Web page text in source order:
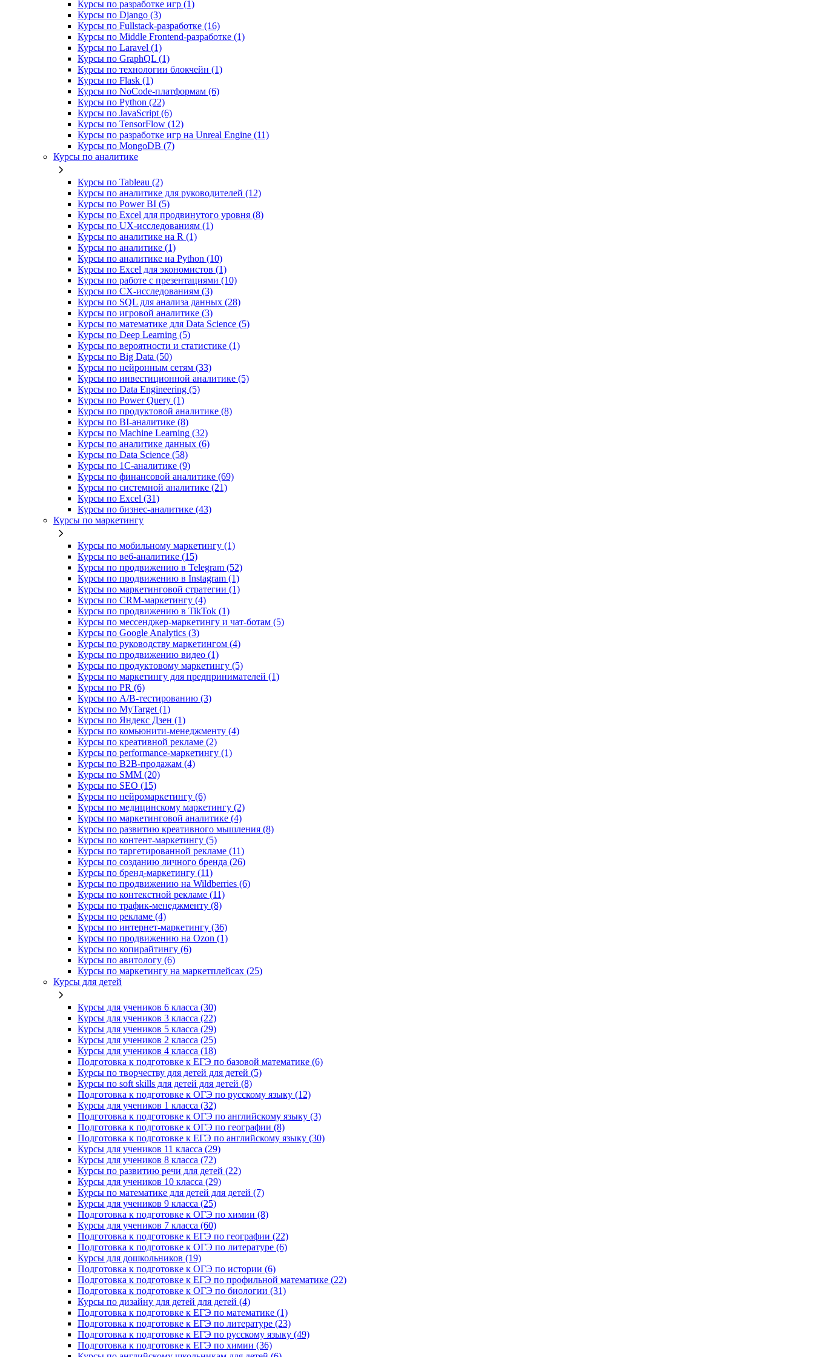
Курсы по разработке игр (1)
Курсы по Django (3)
Курсы по Fullstack‑разработке (16)
Курсы по Middle Frontend-разработке (1)
Курсы по Laravel (1)
Курсы по GraphQL (1)
Курсы по технологии блокчейн (1)
Курсы по Flask (1)
Курсы по NoCode‑платформам (6)
Курсы по Python (22)
Курсы по JavaScript (6)
Курсы по TensorFlow (12)
Курсы по разработке игр на Unreal Engine (11)
Курсы по MongoDB (7)
Курсы по аналитике
Курсы по Tableau (2)
Курсы по аналитике для руководителей (12)
Курсы по Power BI (5)
Курсы по Excel для продвинутого уровня (8)
Курсы по UX‑исследованиям (1)
Курсы по аналитике на R (1)
Курсы по аналитике (1)
Курсы по аналитике на Python (10)
Курсы по Excel для экономистов (1)
Курсы по работе с презентациями (10)
Курсы по CX-исследованиям (3)
Курсы по SQL для анализа данных (28)
Курсы по игровой аналитике (3)
Курсы по математике для Data Science (5)
Курсы по Deep Learning (5)
Курсы по вероятности и статистике (1)
Курсы по Big Data (50)
Курсы по нейронным сетям (33)
Курсы по инвестиционной аналитике (5)
Курсы по Data Engineering (5)
Курсы по Power Query (1)
Курсы по продуктовой аналитике (8)
Курсы по BI‑аналитике (8)
Курсы по Machine Learning (32)
Курсы по аналитике данных (6)
Курсы по Data Science (58)
Курсы по 1С‑аналитике (9)
Курсы по финансовой аналитике (69)
Курсы по системной аналитике (21)
Курсы по Excel (31)
Курсы по бизнес‑аналитике (43)
Курсы по маркетингу
Курсы по мобильному маркетингу (1)
Курсы по веб-аналитике (15)
Курсы по продвижению в Telegram (52)
Курсы по продвижению в Instagram (1)
Курсы по маркетинговой стратегии (1)
Курсы по CRM-маркетингу (4)
Курсы по продвижению в TikTok (1)
Курсы по мессенджер-маркетингу и чат-ботам (5)
Курсы по Google Analytics (3)
Курсы по руководству маркетингом (4)
Курсы по продвижению видео (1)
Курсы по продуктовому маркетингу (5)
Курсы по маркетингу для предпринимателей (1)
Курсы по PR (6)
Курсы по A/B-тестированию (3)
Курсы по MyTarget (1)
Курсы по Яндекс Дзен (1)
Курсы по комьюнити-менеджменту (4)
Курсы по креативной рекламе (2)
Курсы по performance-маркетингу (1)
Курсы по B2B-продажам (4)
Курсы по SMM (20)
Курсы по SEO (15)
Курсы по нейромаркетингу (6)
Курсы по медицинскому маркетингу (2)
Курсы по маркетинговой аналитике (4)
Курсы по развитию креативного мышления (8)
Курсы по контент-маркетингу (5)
Курсы по таргетированной рекламе (11)
Курсы по созданию личного бренда (26)
Курсы по бренд-маркетингу (11)
Курсы по продвижению на Wildberries (6)
Курсы по контекстной рекламе (11)
Курсы по трафик-менеджменту (8)
Курсы по рекламе (4)
Курсы по интернет-маркетингу (36)
Курсы по продвижению на Ozon (1)
Курсы по копирайтингу (6)
Курсы по авитологу (6)
Курсы по маркетингу на маркетплейсах (25)
Курсы для детей
Курсы для учеников 6 класса (30)
Курсы для учеников 3 класса (22)
Курсы для учеников 5 класса (29)
Курсы для учеников 2 класса (25)
Курсы для учеников 4 класса (18)
Подготовка к подготовке к ЕГЭ по базовой математике (6)
Курсы по творчеству для детей для детей (5)
Курсы по soft skills для детей для детей (8)
Подготовка к подготовке к ОГЭ по русскому языку (12)
Курсы для учеников 1 класса (32)
Подготовка к подготовке к ОГЭ по английскому языку (3)
Подготовка к подготовке к ОГЭ по географии (8)
Подготовка к подготовке к ЕГЭ по английскому языку (30)
Курсы для учеников 11 класса (29)
Курсы для учеников 8 класса (72)
Курсы по развитию речи для детей (22)
Курсы для учеников 10 класса (29)
Курсы по математике для детей для детей (7)
Курсы для учеников 9 класса (25)
Подготовка к подготовке к ОГЭ по химии (8)
Курсы для учеников 7 класса (60)
Подготовка к подготовке к ЕГЭ по географии (22)
Подготовка к подготовке к ОГЭ по литературе (6)
Курсы для дошкольников (19)
Подготовка к подготовке к ОГЭ по истории (6)
Подготовка к подготовке к ЕГЭ по профильной математике (22)
Подготовка к подготовке к ОГЭ по биологии (31)
Курсы по дизайну для детей для детей (4)
Подготовка к подготовке к ЕГЭ по математике (1)
Подготовка к подготовке к ЕГЭ по литературе (23)
Подготовка к подготовке к ЕГЭ по русскому языку (49)
Подготовка к подготовке к ЕГЭ по химии (36)